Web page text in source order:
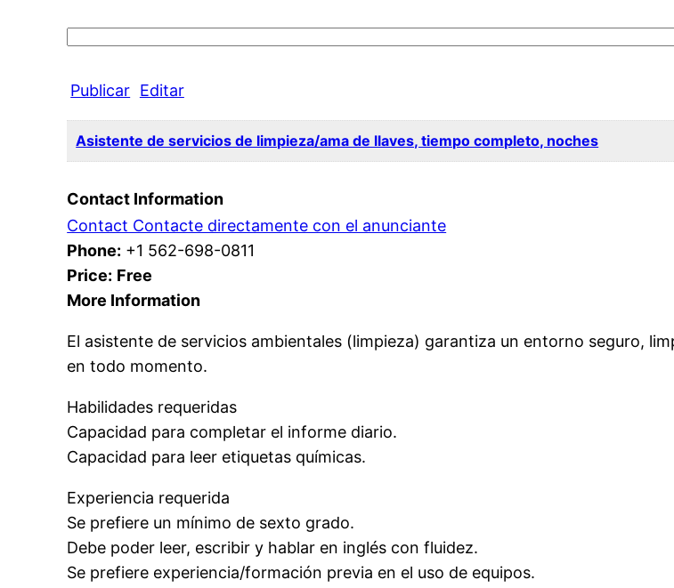
Search
Publicar Editar
Asistente de servicios de limpieza/ama de llaves, tiempo completo, noches
Contact Information
Contact Contacte directamente con el anunciante
Phone: +1 562-698-0811
Price: Free
More Information
El asistente de servicios ambientales (limpieza) garantiza un entorno seguro,
en todo momento.
Habilidades requeridas
Capacidad para completar el informe diario.
Capacidad para leer etiquetas químicas.
Experiencia requerida
Se prefiere un mínimo de sexto grado.
Debe poder leer, escribir y hablar en inglés con fluidez.
Se prefiere experiencia/formación previa en el uso de equipos.